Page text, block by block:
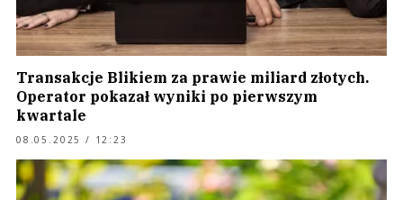
Transakcje Blikiem za prawie miliard złotych.
Operator pokazał wyniki po pierwszym
kwartale
08.05.2025 / 12:23